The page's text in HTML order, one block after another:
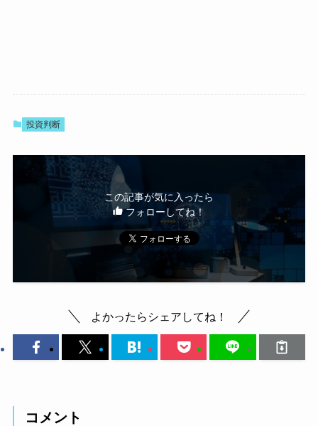
投資判断
この記事が気に入ったら
フォローしてね！
よかったらシェアしてね！
コメント